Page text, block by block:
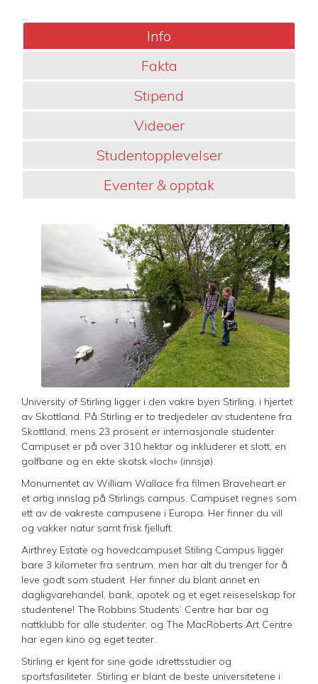
Info
Fakta
Stipend
Videoer
Studentopplevelser
Eventer & opptak
University of Stirling ligger i den vakre byen Stirling, i hjertet
av Skottland. På Stirling er to tredjedeler av studentene fra
Skottland, mens 23 prosent er internasjonale studenter.
Campuset er på over 310 hektar og inkluderer et slott, en
golfbane og en ekte skotsk «loch» (innsjø).
Monumentet av William Wallace fra filmen Braveheart er
et artig innslag på Stirlings campus. Campuset regnes som
ett av de vakreste campusene i Europa. Her finner du vill
og vakker natur samt frisk fjelluft.
Airthrey Estate og hovedcampuset Stiling Campus ligger
bare 3 kilometer fra sentrum, men har alt du trenger for å
leve godt som student. Her finner du blant annet en
dagligvarehandel, bank, apotek og et eget reiseselskap for
studentene! The Robbins Students’ Centre har bar og
nattklubb for alle studenter, og The MacRoberts Art Centre
har egen kino og eget teater.
Stirling er kjent for sine gode idrettsstudier og
sportsfasiliteter. Stirling er blant de beste universitetene i